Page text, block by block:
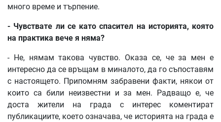
много време и търпение.
- Чувствате ли се като спасител на историята, която
на практика вече я няма?
- Не, нямам такова чувство. Оказа се, че за мен е
интересно да се връщам в миналото, да го съпоставям
с настоящето. Припомням забравени факти, някои от
които са били неизвестни и за мен. Радващо е, че
доста жители на града с интерес коментират
публикациите, което означава, че историята на града е